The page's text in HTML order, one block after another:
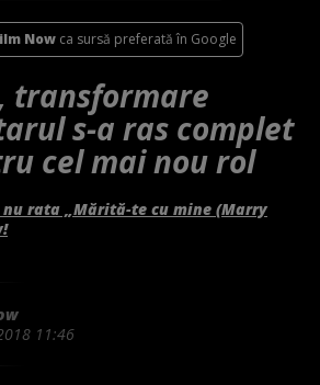
Now ca sursă preferată în Google
transformare
s-a ras complet
cel mai nou rol
nu rata „Mărită-te cu mine (Marry
11:46